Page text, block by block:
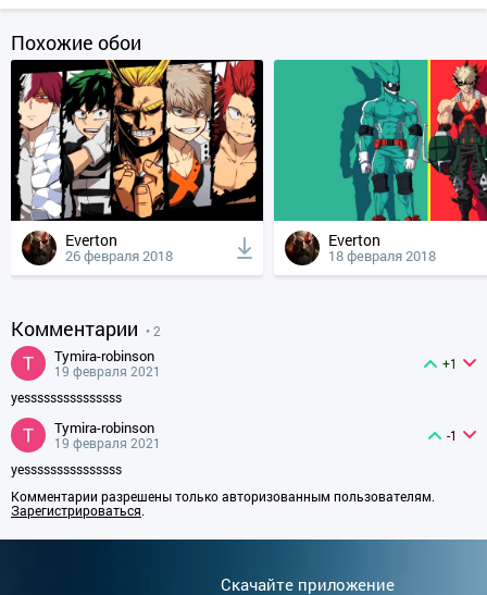
Похожие обои
Everton
26 февраля 2018
Everton
18 февраля 2018
Комментарии • 2
tymira-robinson
19 февраля 2021
+1
yesssssssssssssss
tymira-robinson
19 февраля 2021
-1
yesssssssssssssss
Комментарии разрешены только авторизованным пользователям.
Зарегистрироваться.
Cкачайте приложение